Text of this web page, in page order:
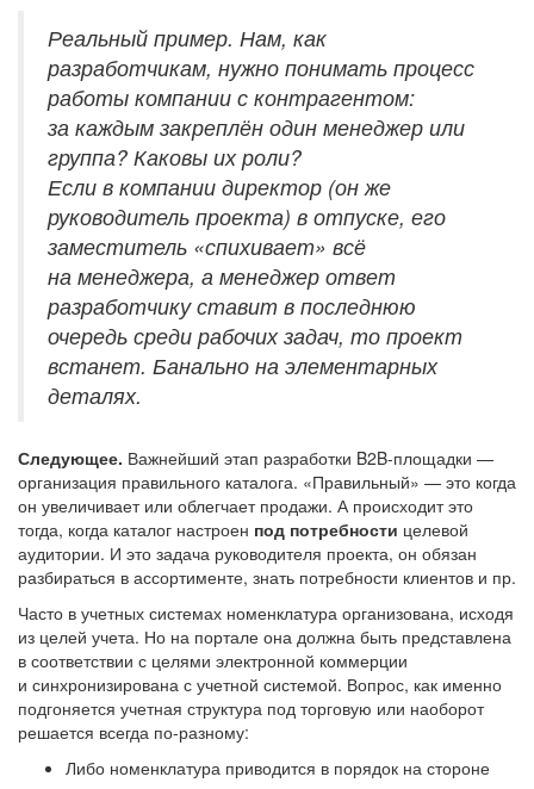
Реальный пример. Нам, как
разработчикам, нужно понимать процесс
работы компании с контрагентом:
за каждым закреплён один менеджер или
группа? Каковы их роли?
Если в компании директор (он же
руководитель проекта) в отпуске, его
заместитель «спихивает» всё
на менеджера, а менеджер ответ
разработчику ставит в последнюю
очередь среди рабочих задач, то проект
встанет. Банально на элементарных
деталях.
Следующее. Важнейший этап разработки B2B-площадки —
организация правильного каталога. «Правильный» — это когда
он увеличивает или облегчает продажи. А происходит это
тогда, когда каталог настроен под потребности целевой
аудитории. И это задача руководителя проекта, он обязан
разбираться в ассортименте, знать потребности клиентов и пр.
Часто в учетных системах номенклатура организована, исходя
из целей учета. Но на портале она должна быть представлена
в соответствии с целями электронной коммерции
и синхронизирована с учетной системой. Вопрос, как именно
подгоняется учетная структура под торговую или наоборот
решается всегда по-разному:
Либо номенклатура приводится в порядок на стороне